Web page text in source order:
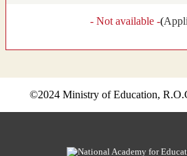
- Not available -(
©2024 Ministry of Education,